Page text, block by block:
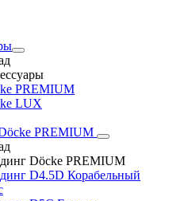
PREMIUM
LUX
PREMIUM
Döcke PREMIUM
D4.5D Корабельный